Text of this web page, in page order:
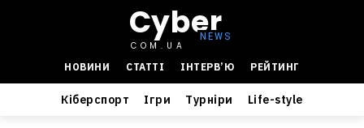
Cyber
COM.UA
НОВИНИ
СТАТТІ ІНТЕРВ’Ю РЕЙТИНГ
Кіберспорт Ігри Турніри Life-style